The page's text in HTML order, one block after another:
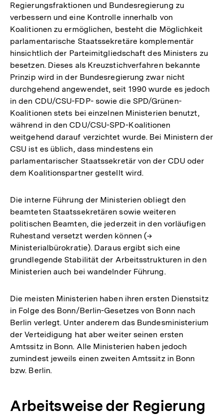
Regierungsfraktionen und Bundesregierung zu
verbessern und eine Kontrolle innerhalb von
Koalitionen zu ermöglichen, besteht die Möglichkeit
parlamentarische Staatssekretäre komplementär
hinsichtlich der Parteimitgliedschaft des Ministers zu
besetzen. Dieses als Kreuzstichverfahren bekannte
Prinzip wird in der Bundesregierung zwar nicht
durchgehend angewendet, seit 1990 wurde es jedoch
in den CDU/CSU-FDP- sowie die SPD/Grünen-
Koalitionen stets bei einzelnen Ministerien benutzt,
während in den CDU/CSU-SPD-Koalitionen
weitgehend darauf verzichtet wurde. Bei Ministern der
CSU ist es üblich, dass mindestens ein
parlamentarischer Staatssekretär von der CDU oder
dem Koalitionspartner gestellt wird.
Die interne Führung der Ministerien obliegt den
beamteten Staatssekretären sowie weiteren
politischen Beamten, die jederzeit in den vorläufigen
Ruhestand versetzt werden können (→
Ministerialbürokratie). Daraus ergibt sich eine
grundlegende Stabilität der Arbeitsstrukturen in den
Ministerien auch bei wandelnder Führung.
Die meisten Ministerien haben ihren ersten Dienstsitz
in Folge des Bonn/Berlin-Gesetzes von Bonn nach
Berlin verlegt. Unter anderem das Bundesministerium
der Verteidigung hat aber weiter seinen ersten
Amtssitz in Bonn. Alle Ministerien haben jedoch
zumindest jeweils einen zweiten Amtssitz in Bonn
bzw. Berlin.
Arbeitsweise der Regierung